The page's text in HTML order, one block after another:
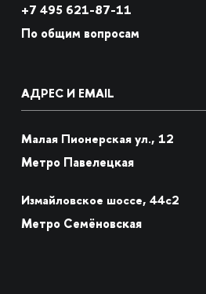
+7 495 621-87-11
По общим вопросам
АДРЕС И EMAIL
Малая Пионерская ул., 12
Метро Павелецкая
Измайловское шоссе, 44с2
Метро Семёновская